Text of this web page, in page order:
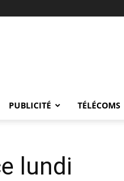
PUBLICITÉ TÉLÉCOMS
lundi